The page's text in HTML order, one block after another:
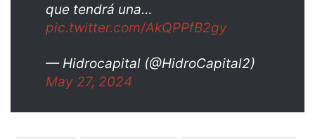
que tendrá una…
pic.twitter.com/AkQPPfB2gy
— Hidrocapital (@HidroCapital2)
May 27, 2024